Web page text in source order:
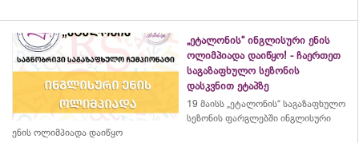
„ეტალონის“ ინგლისური ენის
ოლიმპიადა დაიწყო! - ჩაერთეთ
საგაზაფხულო სეზონის
დასკვნით ეტაპზე
19 მაისს „ეტალონის“ საგაზაფხულო
სეზონის ფარგლებში ინგლისური
ენის ოლიმპიადა დაიწყო